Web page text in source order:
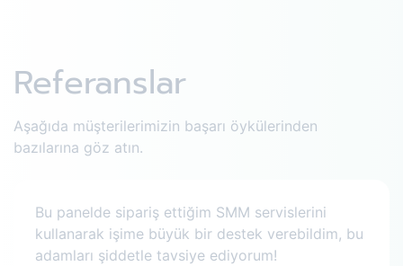
Referanslar
Aşağıda müşterilerimizin başarı öykülerinden
bazılarına göz atın.
Bu panelde sipariş ettiğim SMM servislerini
kullanarak işime büyük bir destek verebildim, bu
adamları şiddetle tavsiye ediyorum!